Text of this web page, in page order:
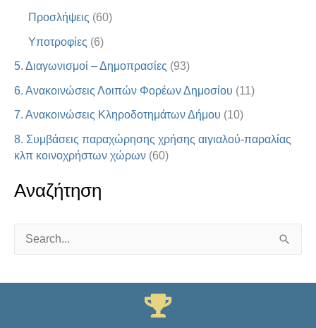
Προσλήψεις (60)
Υποτροφίες (6)
5. Διαγωνισμοί – Δημοπρασίες (93)
6. Ανακοινώσεις Λοιπών Φορέων Δημοσίου (11)
7. Ανακοινώσεις Κληροδοτημάτων Δήμου (10)
8. Συμβάσεις παραχώρησης χρήσης αιγιαλού-παραλίας
κλπ κοινοχρήστων χώρων (60)
Αναζήτηση
a